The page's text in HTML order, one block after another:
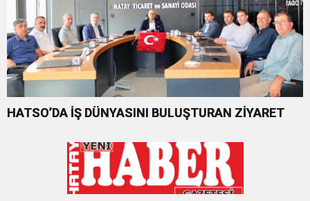
HATSO’DA İŞ DÜNYASINI BULUŞTURAN ZİYARET